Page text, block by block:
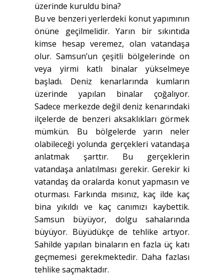
üzerinde kuruldu bina?
Bu ve benzeri yerlerdeki konut yapımının
önüne geçilmelidir. Yarın bir sıkıntıda
kimse hesap veremez, olan vatandaşa
olur. Samsun’un çeşitli bölgelerinde on
veya yirmi katlı binalar yükselmeye
başladı. Deniz kenarlarında kumların
üzerinde yapılan binalar çoğalıyor.
Sadece merkezde değil deniz kenarındaki
ilçelerde de benzeri aksaklıkları görmek
mümkün. Bu bölgelerde yarın neler
olabileceği yolunda gerçekleri vatandaşa
anlatmak şarttır. Bu gerçeklerin
vatandaşa anlatılması gerekir. Gerekir ki
vatandaş da oralarda konut yapmasın ve
oturması. Farkında mısınız, kaç ilde kaç
bina yıkıldı ve kaç canımızı kaybettik.
Samsun büyüyor, dolgu sahalarında
büyüyor. Büyüdükçe de tehlike artıyor.
Sahilde yapılan binaların en fazla üç katı
geçmemesi gerekmektedir. Daha fazlası
tehlike saçmaktadır.